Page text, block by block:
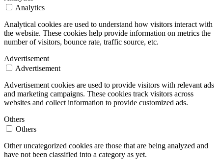
Analytics
Analytical cookies are used to understand how visitors interact with
the website. These cookies help provide information on metrics the
number of visitors, bounce rate, traffic source, etc.
Advertisement
Advertisement
Advertisement cookies are used to provide visitors with relevant ads
and marketing campaigns. These cookies track visitors across
websites and collect information to provide customized ads.
Others
Others
Other uncategorized cookies are those that are being analyzed and
have not been classified into a category as yet.